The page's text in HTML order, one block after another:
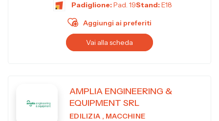
Padiglione:Pad. 19Stand:E18
Aggiungi ai preferiti
Vai alla scheda
AMPLIA ENGINEERING &
EQUIPMENT SRL
EDILIZIA , MACCHINE